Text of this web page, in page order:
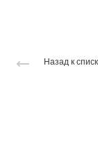
Назад к